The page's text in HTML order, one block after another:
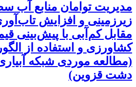
مدیریت توامان منابع آب
زیرزمینی و افزایش
مقابل کم‌آبی با پیش‌بینی
کشاورزی و استفاده از
(مطالعه موردی شبکه
دشت قزوین)